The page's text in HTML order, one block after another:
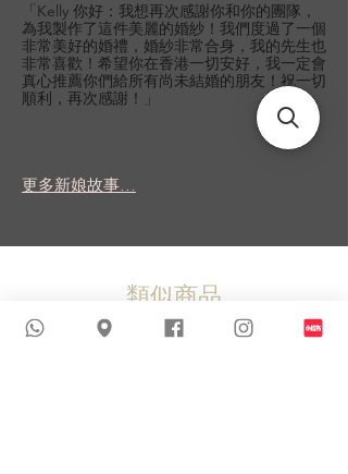
「Kelly 你好：我想再次感謝你和你的團隊，
為我製作了這件美麗的婚紗！我們度過了一個
非常美好的婚禮，婚紗非常合身，我的先生也
非常喜歡！希望你在香港一切安好，我一定會
真心推薦你們給所有尚未結婚的朋友！祝一切
順利，再次感謝！」
更多新娘故事...
類似商品